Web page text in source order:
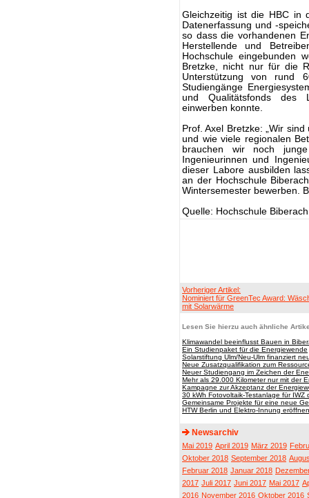
Gleichzeitig ist die HBC in
Datenerfassung und -
so dass die vorhandenen
Herstellende und
Hochschule eingebunden
Bretzke, nicht nur für die
Unterstützung von rund
Studiengänge
und Qualitätsfonds des
einwerben konnte.
Prof. Axel Bretzke: „Wir
und wie viele regionalen
brauchen wir noch
Ingenieurinnen und
dieser Labore ausbilden
an der Hochschule
Wintersemester bewerben.
Quelle: Hochschule
Vorheriger Artikel:
Nominiert für GreenTec Award:
mit Solarwärme
Lesen Sie hierzu auch ähnliche
Klimawandel beeinflusst Bauen in
Ein Studienpaket für die Energiewende
Solarstiftung Ulm/Neu-Ulm finanziert
Neue Zusatzqualifikation zum
Neuer Studiengang im Zeichen der
Mehr als 29.000 Kilometer nur mit der
Kampagne zur Akzeptanz der
30 kWh Fotovoltaik-Testanlage für IWZ
Gemeinsame Projekte für eine neue
HTW Berlin und Elektro-Innung
Newsarchiv
Mai 2019 April 2019 März 2019
Oktober 2018 September 2018
Februar 2018 Januar 2018
2017 Juli 2017 Juni 2017 Mai 2017
2016 November 2016 Oktober 2016